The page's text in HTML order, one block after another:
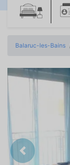
Balaruc-les-Bains
Précedent